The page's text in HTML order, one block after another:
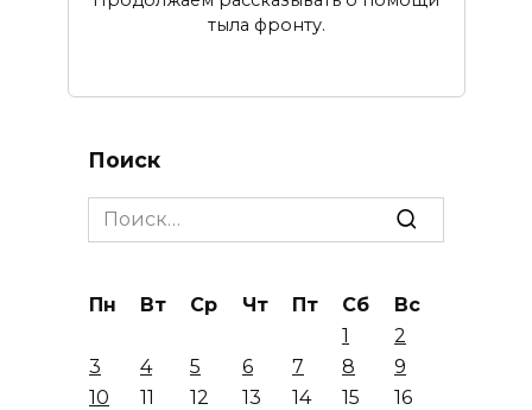
тыла фронту.
Поиск
Search
for:
Пн Вт Ср Чт Пт Сб
Вс
1
2
3
4 5 6 7 8
9
10
11 12 13 14 15
16